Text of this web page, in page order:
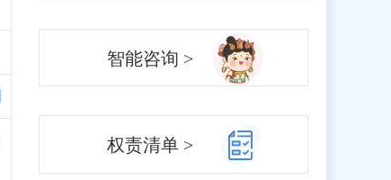
智能咨询 >
权责清单 >